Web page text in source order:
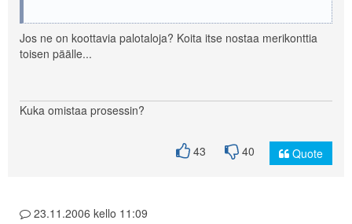
Jos ne on koottavia palotaloja? Koita itse nostaa merikonttia
toisen päälle...
Kuka omistaa prosessin?
43 40 Quote
23.11.2006 kello 11:09